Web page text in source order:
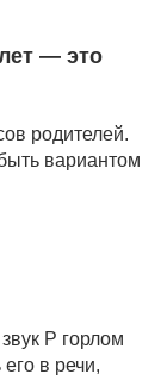
— это
родителей.
вариантом
Р горлом
в речи,